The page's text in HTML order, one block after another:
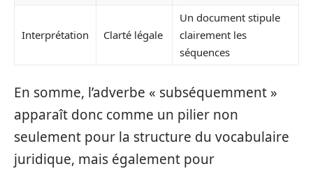
Interprétation Clarté légale
Un document stipule
clairement les
séquences
En somme, l’adverbe « subséquemment »
apparaît donc comme un pilier non
seulement pour la structure du vocabulaire
juridique, mais également pour